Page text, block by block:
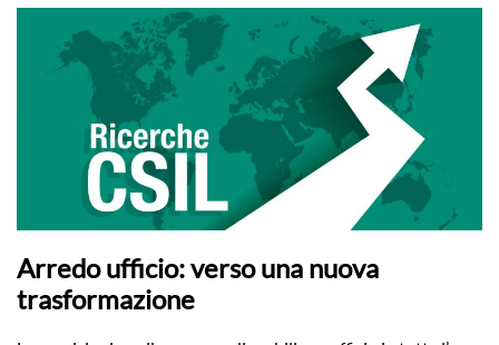
Arredo ufficio: verso una nuova
trasformazione